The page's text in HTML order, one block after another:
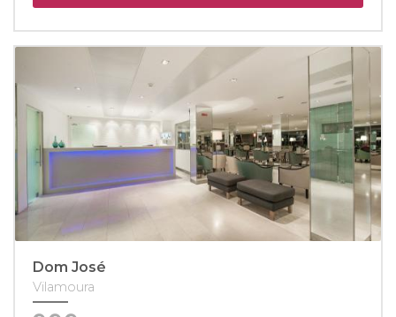
Dom José
Vilamoura